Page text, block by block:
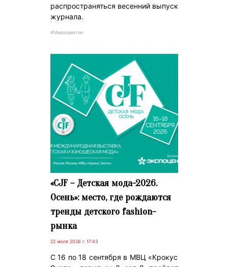
распространяться весенний выпуск
журнала.
#Мероприятия
«CJF – Детская мода-2026.
Осень»: место, где рождаются
тренды детского fashion-
рынка
22 июля 2026 г. 17:43
С 16 по 18 сентября в МВЦ «Крокус